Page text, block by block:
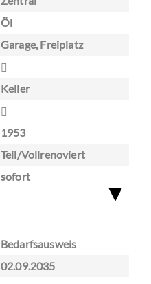
Öl
Garage, Freiplatz
Keller
1953
Teil/Vollrenoviert
sofort
Bedarfsausweis
02.09.2035